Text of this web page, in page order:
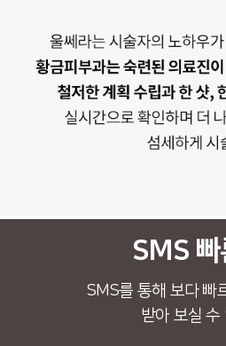
SMS
SMS를 통해 보다 빠
받아 보실 수